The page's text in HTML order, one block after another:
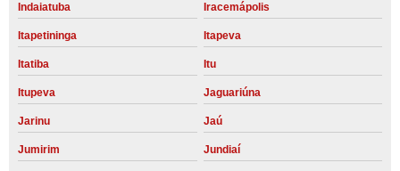
Indaiatuba Iracemápolis
Itapetininga Itapeva
Itatiba Itu
Itupeva Jaguariúna
Jarinu Jaú
Jumirim Jundiaí